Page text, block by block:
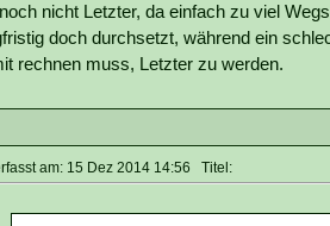
nicht Letzter, da einfach zu viel
doch durchsetzt, während ein
rechnen muss, Letzter zu werden.
am: 15 Dez 2014 14:56 Titel: